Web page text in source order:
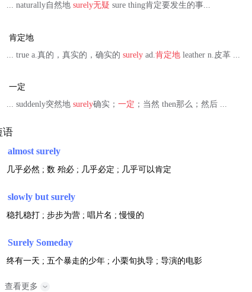
... naturally自然地surely无疑 sure thing肯定要发生的事...
肯定地
... true a.真的，真实的，确实的surely ad.肯定地 leather n.皮革 ...
一定
... suddenly突然地surely确实；一定 ；当然 then那么；然后 ...
语
almost surely
几乎必然 ;数殆必 ; 几乎必定 ; 几乎可以肯定
slowly but surely
稳扎稳打 ; 步步为营 ; 唱片名 ; 慢慢的
Surely Someday
终有一天 ; 五个暴走的少年 ; 小栗旬执导 ; 导演的电影
查看更多